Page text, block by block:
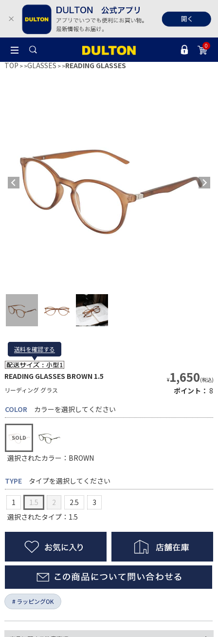
0
TOP >GLASSES >READING GLASSES
送料を確認する
送料を確認する
READING GLASSES BROWN 1.5
リーディング グラス
¥1,650(税込)
ポイント： 8
COLOR
カラーを選択してください
選択されたカラー：BROWN
TYPE タイプを選択してください
1 1.5 2 2.5
3
選択されたタイプ：1.5
ラッピングOK